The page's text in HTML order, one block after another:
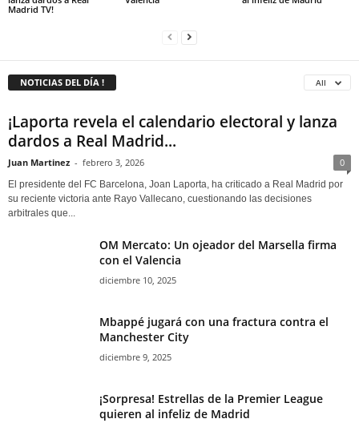
Madrid TV!
NOTICIAS DEL DÍA ! All
¡Laporta revela el calendario electoral y lanza
dardos a Real Madrid...
Juan Martinez - febrero 3, 2026 0
El presidente del FC Barcelona, Joan Laporta, ha criticado a Real Madrid por
su reciente victoria ante Rayo Vallecano, cuestionando las decisiones
arbitrales que...
OM Mercato: Un ojeador del Marsella firma
con el Valencia
diciembre 10, 2025
Mbappé jugará con una fractura contra el
Manchester City
diciembre 9, 2025
¡Sorpresa! Estrellas de la Premier League
quieren al infeliz de Madrid